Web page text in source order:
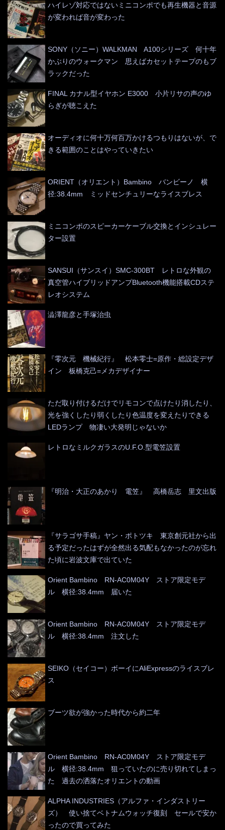
ハイレゾ対応ではないミニコンポでも再生機器と音源
が変われば音が変わった
SONY（ソニー）WALKMAN A100シリーズ 何十年
かぶりのウォークマン 思えばカセットテープのもブ
ラックだった
FINAL カナル型イヤホン E3000 小片リサの声のゆ
らぎが聴こえた
オーディオに何十万何百万かけるつもりはないが、で
きる範囲のことはやっていきたい
ORIENT（オリエント）Bambino バンビーノ 横
径:38.4mm ミッドセンチュリーなライスブレス
ミニコンポのスピーカーケーブル交換とインシュレー
ター設置
SANSUI（サンスイ）SMC-300BT レトロな外観の
真空管ハイブリッドアンプBluetooth機能搭載CDステ
レオシステム
澁澤龍彦と手塚治虫
『零次元 機械紀行』 松本零士=原作・総設定デザ
イン 板橋克己=メカデザイナー
ただ取り付けるだけでリモコンで点けたり消したり、
光を強くしたり弱くしたり色温度を変えたりできる
LEDランプ 物凄い大発明じゃないか
レトロなミルクガラスのU.F.O.型電笠設置
『明治・大正のあかり 電笠』 高橋岳志 里文出版
『サラゴサ手稿』ヤン・ポトツキ 東京創元社から出
る予定だったはずが全然出る気配もなかったのが忘れ
た頃に岩波文庫で出ていた
Orient Bambino RN-AC0M04Y ストア限定モデ
ル 横径:38.4mm 届いた
Orient Bambino RN-AC0M04Y ストア限定モデ
ル 横径:38.4mm 注文した
SEIKO（セイコー）ボーイにAliExpressのライスブレ
ス
ブーツ欲が強かった時代から約二年
Orient Bambino RN-AC0M04Y ストア限定モデ
ル 横径:38.4mm 狙っていたのに売り切れてしまっ
た 過去の洒落たオリエントの動画
ALPHA INDUSTRIES（アルファ・インダストリー
ズ） 使い捨てベトナムウォッチ復刻 セールで安か
ったので買ってみた